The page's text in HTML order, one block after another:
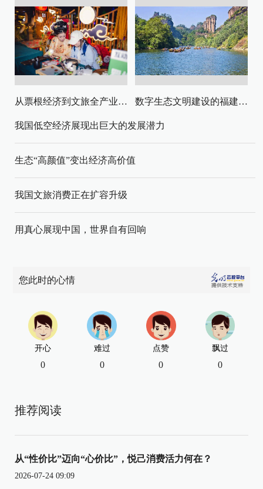
从票根经济到文旅全产业链升级 数字生态文明建设的福建路径与启示
我国低空经济展现出巨大的发展潜力
生态“高颜值”变出经济高价值
我国文旅消费正在扩容升级
用真心展现中国，世界自有回响
您此时的心情
开心
0
难过
0
点赞
0
飘过
0
推荐阅读
从“性价比”迈向“心价比”，悦己消费活力何在？
2026-07-24 09:09